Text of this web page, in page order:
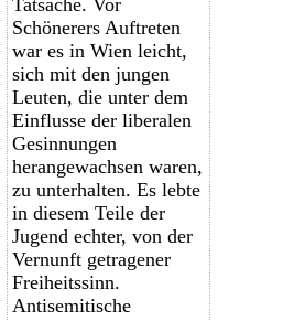
Schönerers Auftreten
war es in Wien leicht,
sich mit den jungen
Leuten, die unter dem
Einflusse der liberalen
Gesinnungen
herangewachsen waren,
zu unterhalten. Es lebte
in diesem Teile der
Jugend echter, von der
Vernunft getragener
Freiheitssinn.
Antisemitische